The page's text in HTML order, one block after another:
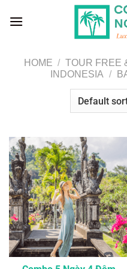
HOME / TOUR FREE
INDONESIA /